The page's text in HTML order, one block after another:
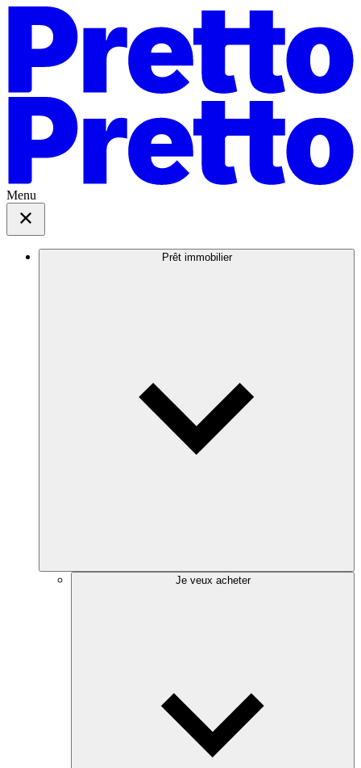
Menu
Prêt immobilier
Je veux acheter